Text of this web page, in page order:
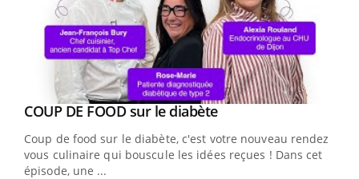
Youtube
COUP DE FOOD sur le diabèteYoutube
Coup de food sur le diabète, c'est votre nouveau rendez-
vous culinaire qui bouscule les idées reçues ! Dans cet
épisode, une ...